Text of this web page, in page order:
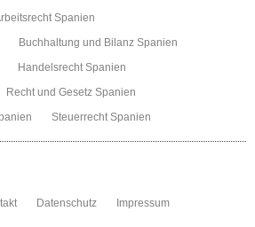
Spanien
Buchhaltung und Bilanz Spanien
Handelsrecht Spanien
Recht und Gesetz Spanien
Steuerrecht Spanien
Datenschutz Impressum